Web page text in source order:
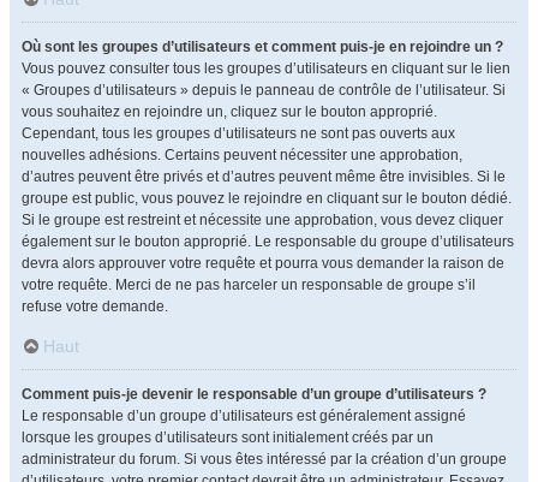
Où sont les groupes d’utilisateurs et comment puis-je en rejoindre un ?
Vous pouvez consulter tous les groupes d’utilisateurs en cliquant sur le lien
« Groupes d’utilisateurs » depuis le panneau de contrôle de l’utilisateur. Si
vous souhaitez en rejoindre un, cliquez sur le bouton approprié.
Cependant, tous les groupes d’utilisateurs ne sont pas ouverts aux
nouvelles adhésions. Certains peuvent nécessiter une approbation,
d’autres peuvent être privés et d’autres peuvent même être invisibles. Si le
groupe est public, vous pouvez le rejoindre en cliquant sur le bouton dédié.
Si le groupe est restreint et nécessite une approbation, vous devez cliquer
également sur le bouton approprié. Le responsable du groupe d’utilisateurs
devra alors approuver votre requête et pourra vous demander la raison de
votre requête. Merci de ne pas harceler un responsable de groupe s’il
refuse votre demande.
Haut
Comment puis-je devenir le responsable d’un groupe d’utilisateurs ?
Le responsable d’un groupe d’utilisateurs est généralement assigné
lorsque les groupes d’utilisateurs sont initialement créés par un
administrateur du forum. Si vous êtes intéressé par la création d’un groupe